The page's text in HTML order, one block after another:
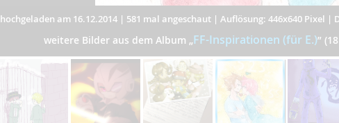
hochgeladen am 16.12.2014| 581 mal angeschaut| Auflösung: 446x640 Pixel |
weitere Bilder aus dem Album „FF-Inspirationen (für E.)”